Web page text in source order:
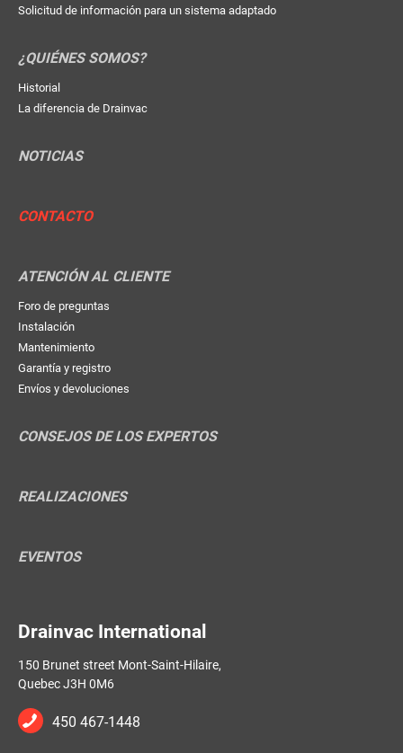
Solicitud de información para un sistema adaptado
¿QUIÉNES SOMOS?
Historial
La diferencia de Drainvac
NOTICIAS
CONTACTO
ATENCIÓN AL CLIENTE
Foro de preguntas
Instalación
Mantenimiento
Garantía y registro
Envíos y devoluciones
CONSEJOS DE LOS EXPERTOS
REALIZACIONES
EVENTOS
Drainvac International
150 Brunet street Mont-Saint-Hilaire,
Quebec J3H 0M6
450 467-1448